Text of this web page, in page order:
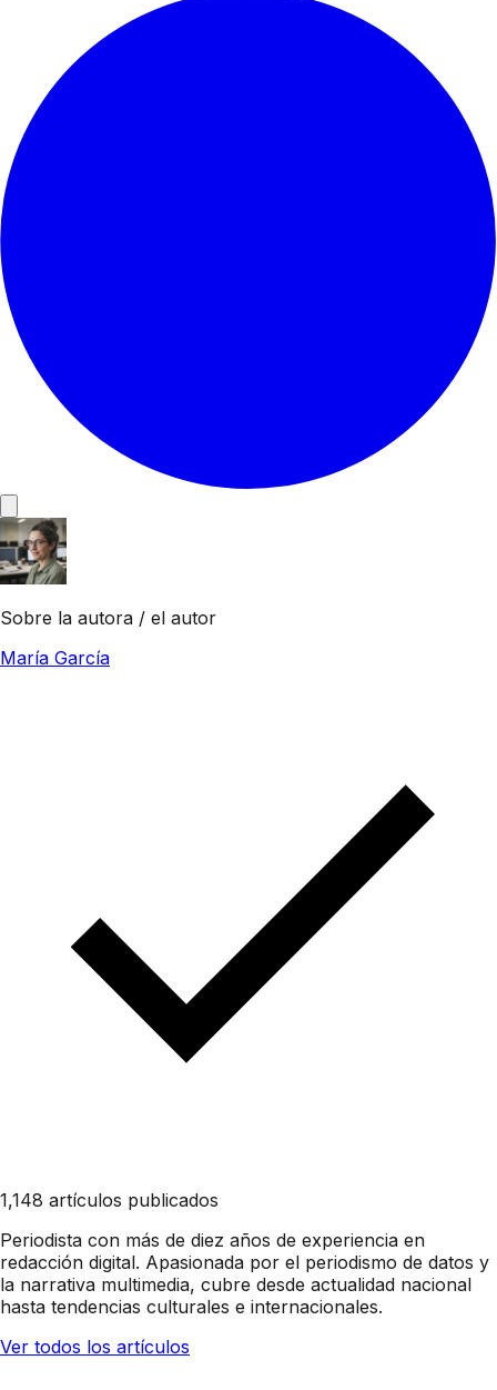
Sobre la autora / el autor
María García
1,148 artículos publicados
Periodista con más de diez años de experiencia en
redacción digital. Apasionada por el periodismo de datos y
la narrativa multimedia, cubre desde actualidad nacional
hasta tendencias culturales e internacionales.
Ver todos los artículos